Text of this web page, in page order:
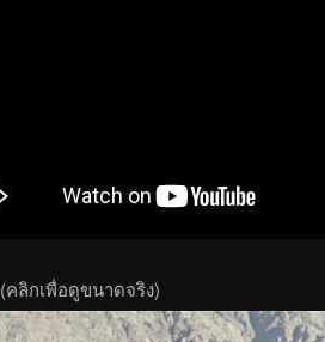
(คลิกเพื่อดูขนาดจริง)